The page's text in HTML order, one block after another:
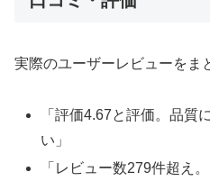
実際のユーザーレビューをま
「評価4.67と評価。品質
い」
「レビュー数279件超え